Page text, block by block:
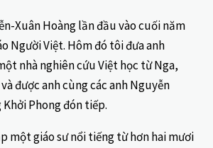
Xuân Hoàng lần đầu vào cuối năm
Người Việt. Hôm đó tôi đưa anh
nhà nghiên cứu Việt học từ Nga,
được anh cùng các anh Nguyễn
Khởi Phong đón tiếp.
một giáo sư nổi tiếng từ hơn hai mươi